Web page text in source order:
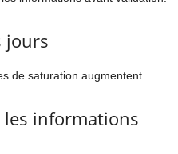
jours
de saturation augmentent.
les informations